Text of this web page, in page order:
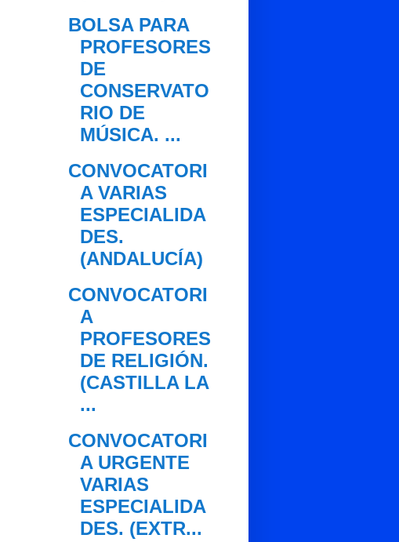
BOLSA PARA
PROFESORES
DE
CONSERVATO
RIO DE
MÚSICA. ...
CONVOCATORI
A VARIAS
ESPECIALIDA
DES.
(ANDALUCÍA)
CONVOCATORI
A
PROFESORES
DE RELIGIÓN.
(CASTILLA LA
...
CONVOCATORI
A URGENTE
VARIAS
ESPECIALIDA
DES. (EXTR...